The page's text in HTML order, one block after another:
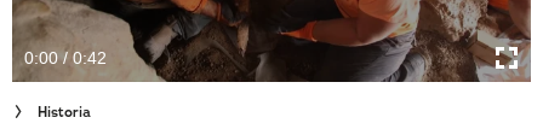
Newsletter
Cuda Polski
Wielki Konkurs Fotograficzny
0:00 / 0:42
Historia